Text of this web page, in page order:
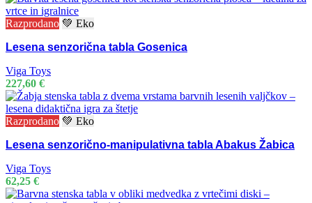
Razprodano 💚 Eko
Lesena senzorična tabla Gosenica
Viga Toys
227,60 €
Razprodano 💚 Eko
Lesena senzorično-manipulativna tabla Abakus Žabica
Viga Toys
62,25 €